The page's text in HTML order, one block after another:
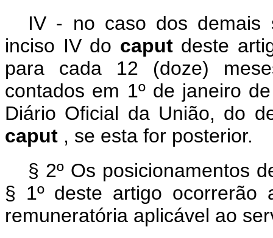
IV - no caso dos demais
inciso IV do caput deste
para cada 12 (doze)
contados em 1º de janeiro
Diário Oficial da União, do
caput , se esta for posterior.
§ 2º Os posicionamentos
§ 1º deste artigo
remuneratória aplicável ao